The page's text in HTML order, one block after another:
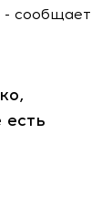
- сообщает